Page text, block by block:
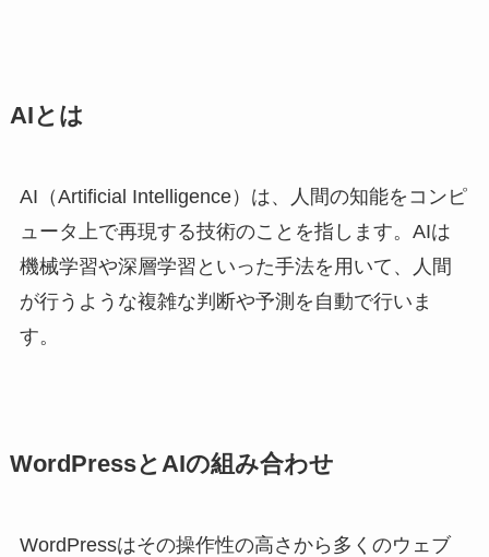
AIとは
AI（Artificial Intelligence）は、人間の知能をコンピ
ュータ上で再現する技術のことを指します。AIは
機械学習や深層学習といった手法を用いて、人間
が行うような複雑な判断や予測を自動で行いま
す。
WordPressとAIの組み合わせ
WordPressはその操作性の高さから多くのウェブ